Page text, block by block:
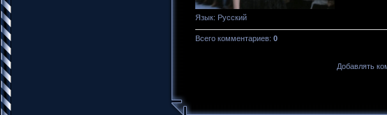
Язык: Русский
Всего комментариев: 0
Добавлять